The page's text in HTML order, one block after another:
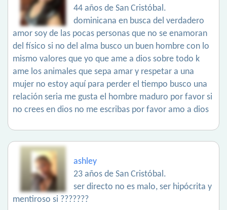
44 años de San Cristóbal.
dominicana en busca del verdadero
amor soy de las pocas personas que no se enamoran
del físico si no del alma busco un buen hombre con lo
mismo valores que yo que ame a dios sobre todo k
ame los animales que sepa amar y respetar a una
mujer no estoy aquí para perder el tiempo busco una
relación seria me gusta el hombre maduro por favor si
no crees en dios no me escribas por favor amo a dios
ashley
23 años de San Cristóbal.
ser directo no es malo, ser hipócrita y
mentiroso si ???????